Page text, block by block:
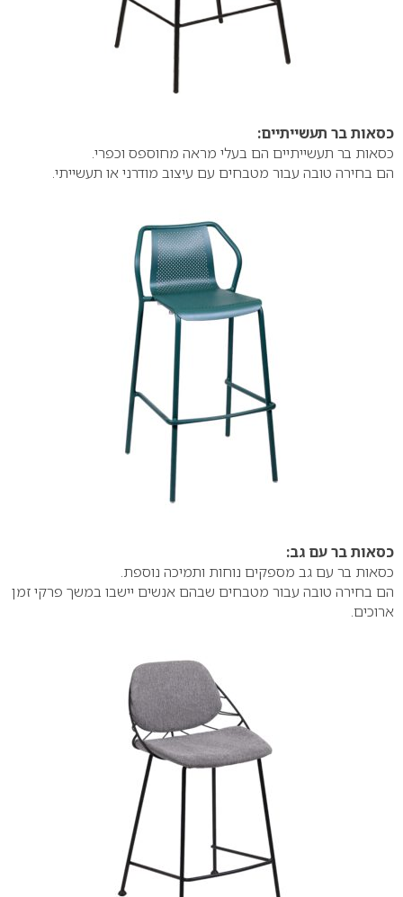
כסאות בר תעשייתיים:
כסאות בר תעשייתיים הם בעלי מראה מחוספס וכפרי.
הם בחירה טובה עבור מטבחים עם עיצוב מודרני או תעשייתי.
כסאות בר עם גב:
כסאות בר עם גב מספקים נוחות ותמיכה נוספת.
הם בחירה טובה עבור מטבחים שבהם אנשים יישבו במשך פרקי זמן
ארוכים.